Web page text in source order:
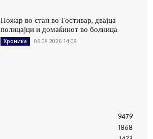
Пожар во стан во Гостивар, двајца
полицајци и домаќинот во болница
Хроника 06.08.2026 14:09
9479
1868